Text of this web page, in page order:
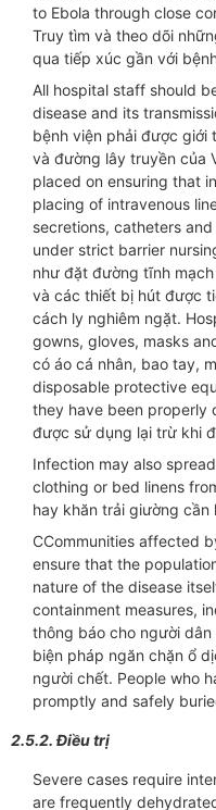
to Ebola through close
Truy tìm và theo dõi
qua tiếp xúc gần với
All hospital staff should
disease and its
bệnh viện phải được giới
và đường lây truyền của
placed on ensuring that
placing of intravenous
secretions, catheters
under strict barrier
như đặt đường tĩnh
và các thiết bị hút được
cách ly nghiêm ngặt.
gowns, gloves, masks
có áo cá nhân, bao tay,
disposable protective
they have been properly
được sử dụng lại trừ khi
Infection may also
clothing or bed linens
hay khăn trải giường
CCommunities affected
ensure that the
nature of the disease
containment measures,
thông báo cho người
biện pháp ngăn chặn ổ
người chết. People who
promptly and safely
2.5.2. Điều trị
Severe cases require
are frequently